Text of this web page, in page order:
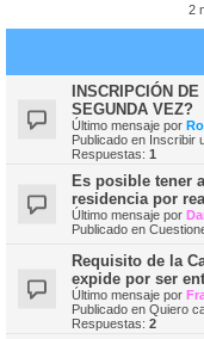
2
INSCRIPCIÓN
SEGUNDA VEZ?
Último mensaje por
Publicado en Inscribir
Respuestas: 1
Es posible tener
residencia por
Último mensaje por
Publicado en
Requisito de la
expide por ser
Último mensaje por
Publicado en Quiero
Respuestas: 2